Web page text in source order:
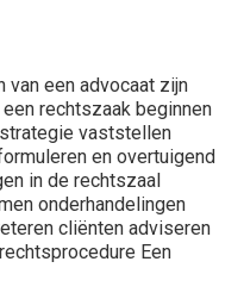
van een advocaat zijn
rechtszaak beginnen
vaststellen
en overtuigend
in de rechtszaal
onderhandelingen
cliënten adviseren
Een